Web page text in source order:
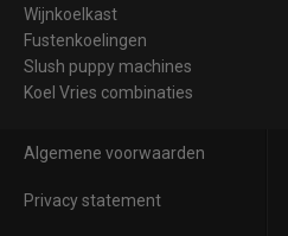
Wijnkoelkast
Fustenkoelingen
Slush puppy machines
Koel Vries combinaties
Algemene voorwaarden
Privacy statement